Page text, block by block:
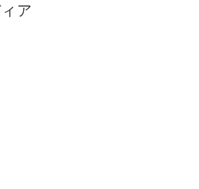
ア